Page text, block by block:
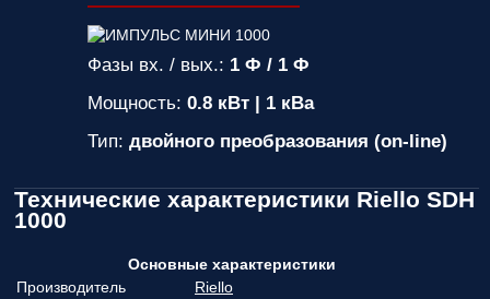
Фазы вх. / вых.: 1 Ф / 1 Ф
Мощность:0.8 кВт | 1 кВа
Тип:двойного преобразования (on-line)
Технические характеристики Riello SDH
1000
Основные характеристики
Производитель
Riello